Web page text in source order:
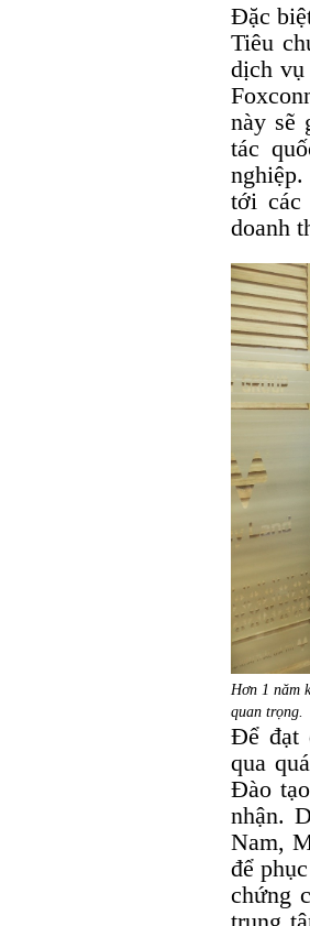
Đặc
Tiêu
dịch vụ
này sẽ
tác
tới các
doanh
Hơn 1 năm
quan trọng.
Để đạt
qua
Đào
nhận.
Nam,
để
chứng